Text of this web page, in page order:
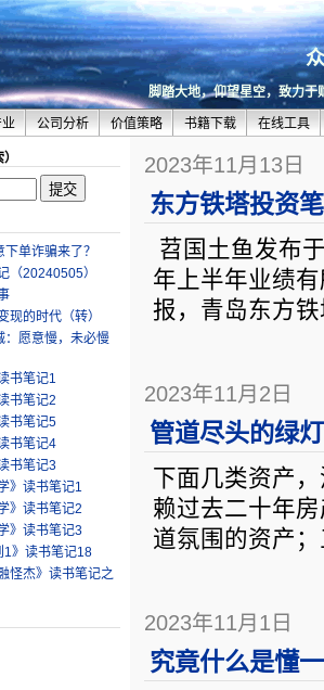
脚踏大地，仰望星空，致力于
公司分析 价值策略 书籍下载 在线工具
下单诈骗来了？
（20240505）
现的时代（转）
：愿意慢，未必慢
书笔记1
书笔记2
书笔记5
书笔记4
书笔记3
》读书笔记1
》读书笔记2
》读书笔记3
1》读书笔记18
怪杰》读书笔记之
2023年11月13日
东方铁塔投资
苕国土鱼发布
年上半年业绩
报，青岛东方
2023年11月2日
管道尽头的绿
下面几类资产
赖过去二十年
道氛围的资产
2023年11月1日
究竟什么是懂